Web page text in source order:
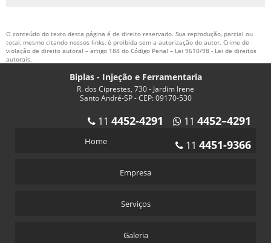
O conteúdo do texto desta página é de direito reservado. Sua reprodução, parcial ou
total, mesmo citando nossos links, é proibida sem a autorização do autor. Crime de
violação de direito autoral – artigo 184 do Código Penal – Lei 9610/98 - Lei de direitos
autorais.
Biplas - Injeção e Ferramentaria
R. dos Ciprestes, 730 - Jardim Irene
Santo André-SP - CEP: 09170-530
11 4452–4291
11 4452-4291
11 4451-9366
Home
Empresa
Serviços
Galeria